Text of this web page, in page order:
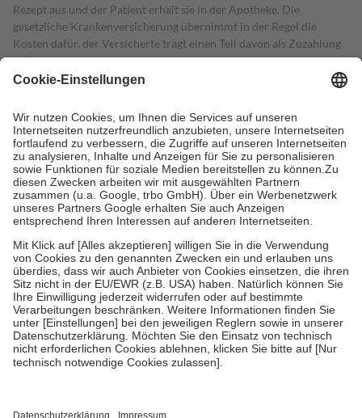
Rezept aus und der Patient erhält sie in der Apotheke. Die
gesetzliche Krankenversicherung übernimmt in der Regel die
Kosten dafür, der Versicherte trägt einen Teil davon als Zuzahlung
mit.
Grundsätzlich leisten Mitglieder Zuzahlungen in Höhe von zehn
höchstens zehn Euro.
Es sind jedoch nie mehr als die tatsächlichen
Kosten der Leistung zu entrichten.
Diese Regeln gelten grundsätzlich auch für Online-Apotheken.
Bei Heilmitteln und häuslicher Krankenpflege beträgt die
Zuzahlung zehn Prozent der Kosten sowie zehn Euro je
Verordnung.
Um das Engagement der Versicherten für ihre eigene Gesundheit zu
stärken und die besondere Stellung der Familie zu unterstützen,
fallenkeine Zuzahlungenan bei:
• Kindern und Jugendlichen bis zum vollendeten 18. Lebensjahr
mit Ausnahme der Fahrkosten
• Untersuchungen zur Vorsorge und Früherkennung, die von der
GKV getragen werden
• empfohlenen Schutzimpfungen
• Harn- und Blutteststreifen
getroffen, um sicherzustellen, dass es sich um echte Bewertungen